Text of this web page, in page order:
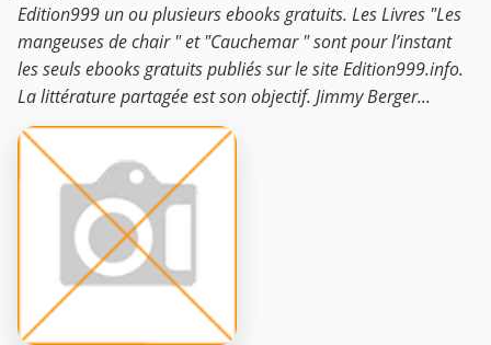
Edition999 un ou plusieurs ebooks gratuits. Les Livres "Les
mangeuses de chair " et "Cauchemar " sont pour l’instant
les seuls ebooks gratuits publiés sur le site Edition999.info.
La littérature partagée est son objectif. Jimmy Berger...